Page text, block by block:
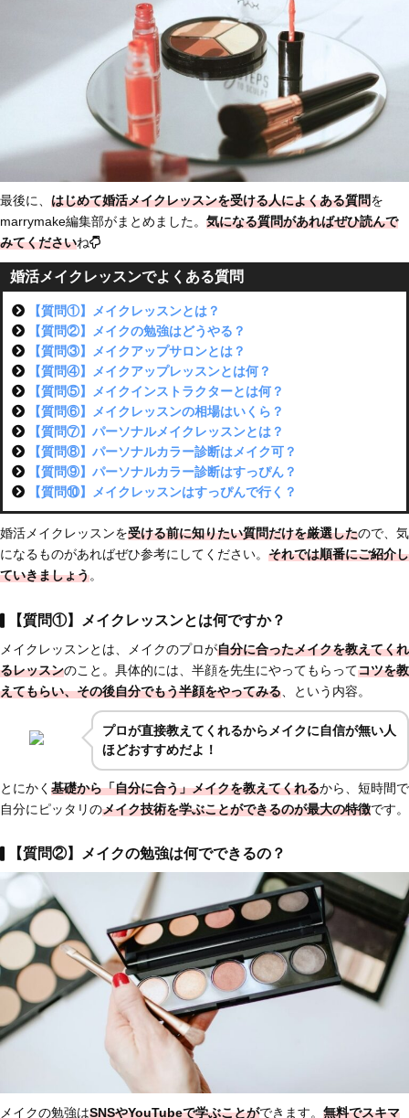
最後に、 はじめて婚活メイクレッスンを受ける人によくある質問を
marrymake編集部がまとめました。 気になる質問があればぜひ読んで
みてくださいね
婚活メイクレッスンでよくある質問
【質問①】メイクレッスンとは？
【質問②】メイクの勉強はどうやる？
【質問③】メイクアップサロンとは？
【質問④】メイクアップレッスンとは何？
【質問⑤】メイクインストラクターとは何？
【質問⑥】メイクレッスンの相場はいくら？
【質問⑦】パーソナルメイクレッスンとは？
【質問⑧】パーソナルカラー診断はメイク可？
【質問⑨】パーソナルカラー診断はすっぴん？
【質問⑩】メイクレッスンはすっぴんで行く？
婚活メイクレッスンを受ける前に知りたい質問だけを厳選したので、気
になるものがあればぜひ参考にしてください。 それでは順番にご紹介し
ていきましょう。
【質問①】メイクレッスンとは何ですか？
メイクレッスンとは、メイクのプロが自分に合ったメイクを教えてくれ
るレッスンのこと。具体的には、半顔を先生にやってもらってコツを教
えてもらい、その後自分でもう半顔をやってみる 、という内容。
プロが直接教えてくれるからメイクに自信が無い人
ほどおすすめだよ！
とにかく 基礎から「自分に合う」メイクを教えてくれるから、短時間で
自分にピッタリのメイク技術を学ぶことができるのが最大の特徴です。
【質問②】メイクの勉強は何でできるの？
メイクの勉強はSNSやYouTubeで学ぶことができます。 無料でスキマ